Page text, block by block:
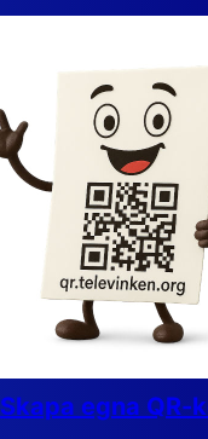
Skapa egna QR-